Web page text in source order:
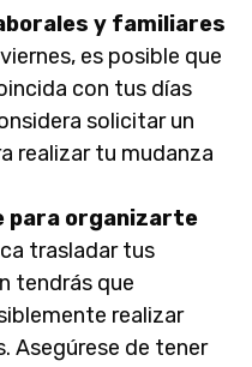
y familiares
es posible que
con tus días
solicitar un
realizar tu mudanza
para organizarte
trasladar tus
tendrás que
realizar
Asegúrese de tener